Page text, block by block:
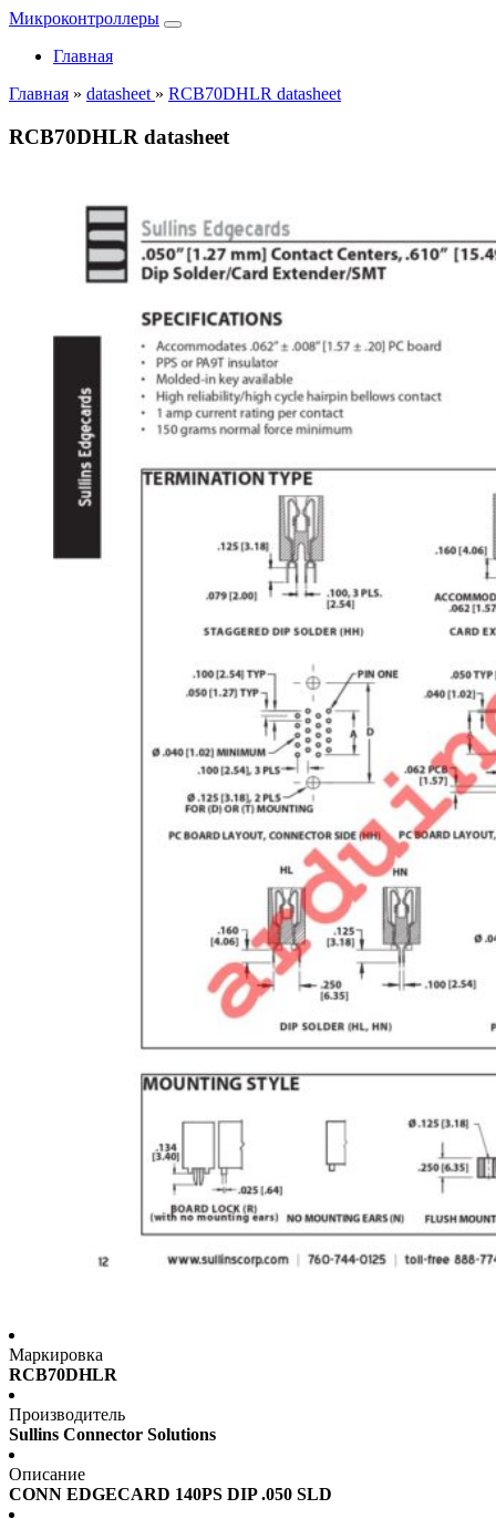
Микроконтроллеры
Главная
Главная » datasheet » RCB70DHLR datasheet
RCB70DHLR datasheet
Маркировка
RCB70DHLR
Производитель
Sullins Connector Solutions
Описание
CONN EDGECARD 140PS DIP .050 SLD